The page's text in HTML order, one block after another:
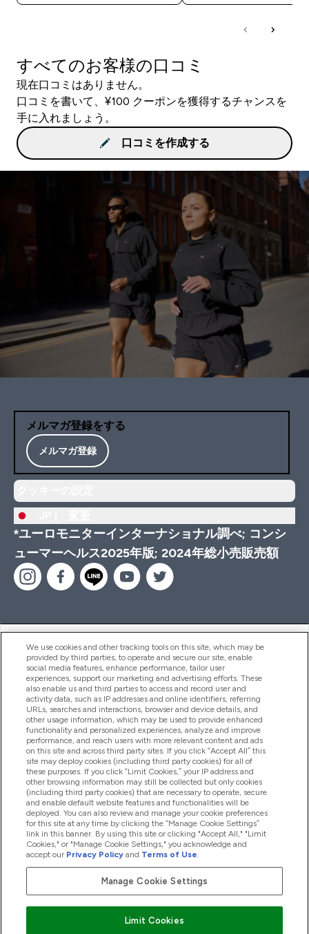
すべてのお客様の口コミ
現在口コミはありません。
口コミを書いて、¥100 クーポンを獲得するチャンスを
手に入れましょう。
口コミを作成する
メルマガ登録をする
メルマガ登録
*ユーロモニターインターナショナル調べ; コンシ
ューマーヘルス2025年版; 2024年総小売販売額
ヘルプ＆ガイド
商品について
会社概要
特典＆ポイント
2026 The Hut.com Ltd
Pay with
We use cookies and other tracking tools on this site, which may be
provided by third parties, to operate and secure our site, enable
social media features, enhance performance, tailor user
experiences, support our marketing and advertising efforts. These
also enable us and third parties to access and record user and
activity data, such as IP addresses and online identifiers, referring
URLs, searches and interactions, browser and device details, and
other usage information, which may be used to provide enhanced
functionality and personalized experiences, analyze and improve
performance, and reach users with more relevant content and ads
on this site and across third party sites. If you click “Accept All” this
site may deploy cookies (including third party cookies) for all of
these purposes. If you click “Limit Cookies,” your IP address and
other browsing information may still be collected but only cookies
(including third party cookies) that are necessary to operate, secure
and enable default website features and functionalities will be
deployed. You can also review and manage your cookie preferences
for this site at any time by clicking the “Manage Cookie Settings”
link in this banner. By using this site or clicking "Accept All," "Limit
Cookies," or "Manage Cookie Settings," you acknowledge and
accept our Privacy Policy and Terms of Use.
Manage Cookie Settings
Limit Cookies